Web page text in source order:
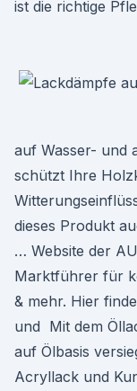
ist die richtige
auf Wasser- und
schützt Ihre
dieses Produkt
… Website der
Marktführer für
& mehr. Hier
und Mit dem
auf Ölbasis
Acryllack und